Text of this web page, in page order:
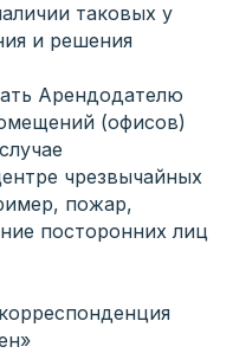
таковых у
и решения
Арендодателю
(офисов)
чрезвычайных
пожар,
посторонних лиц